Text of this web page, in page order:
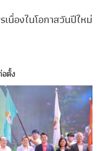
นื่องในโอกาสวันปีใหม่
ตั้ง